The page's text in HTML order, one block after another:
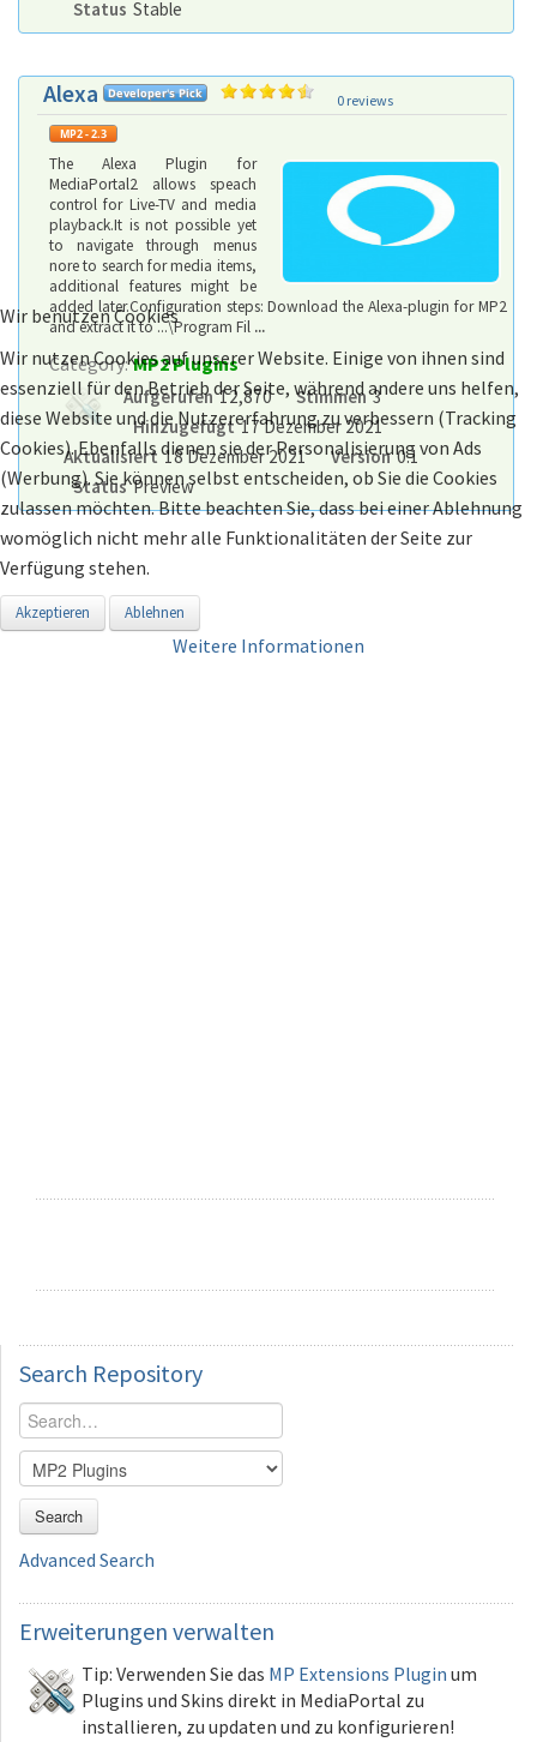
Status Stable
Alexa 0 reviews
The Alexa Plugin for
MediaPortal2 allows speach
control for Live-TV and media
playback.It is not possible yet
to navigate through menus
nore to search for media items,
additional features might be
added later.Configuration steps: Download the Alexa-plugin for MP2
and extract it to ...\Program Fil ...
Category: MP2 Plugins
Aufgerufen 12,870 Stimmen 3
Hinzugefügt 17 Dezember 2021
Aktualisiert 18 Dezember 2021 Version 0.1
Status Preview
Search Repository
Search
Advanced Search
Erweiterungen verwalten
Tip: Verwenden Sie das MP Extensions Plugin um
Plugins und Skins direkt in MediaPortal zu
installieren, zu updaten und zu konfigurieren!
Wir benutzen Cookies
Wir nutzen Cookies auf unserer Website. Einige von ihnen sind
essenziell für den Betrieb der Seite, während andere uns helfen,
diese Website und die Nutzererfahrung zu verbessern (Tracking
Cookies). Ebenfalls dienen sie der Personalisierung von Ads
(Werbung). Sie können selbst entscheiden, ob Sie die Cookies
zulassen möchten. Bitte beachten Sie, dass bei einer Ablehnung
womöglich nicht mehr alle Funktionalitäten der Seite zur
Verfügung stehen.
Akzeptieren Ablehnen
Weitere Informationen